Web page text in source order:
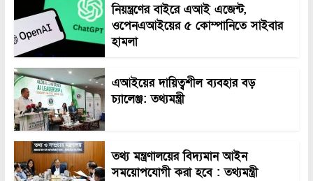
নিয়ন্ত্রণের বাইরে এআই এজেন্ট,
ওপেনএআইয়ের ৫ কোম্পানিতে সাইবার
হামলা
এআইয়ের দায়িত্বশীল ব্যবহার বড়
চ্যালেঞ্জ: তথ্যমন্ত্রী
তথ্য মন্ত্রণালয়ের বিদ্যমান আইন
সময়োপযোগী করা হবে : তথ্যমন্ত্রী